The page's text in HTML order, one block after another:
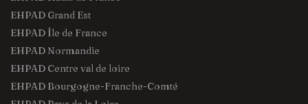
EHPAD Grand Est
EHPAD Île de France
EHPAD Normandie
EHPAD Centre val de loire
EHPAD Bourgogne-Franche-Comté